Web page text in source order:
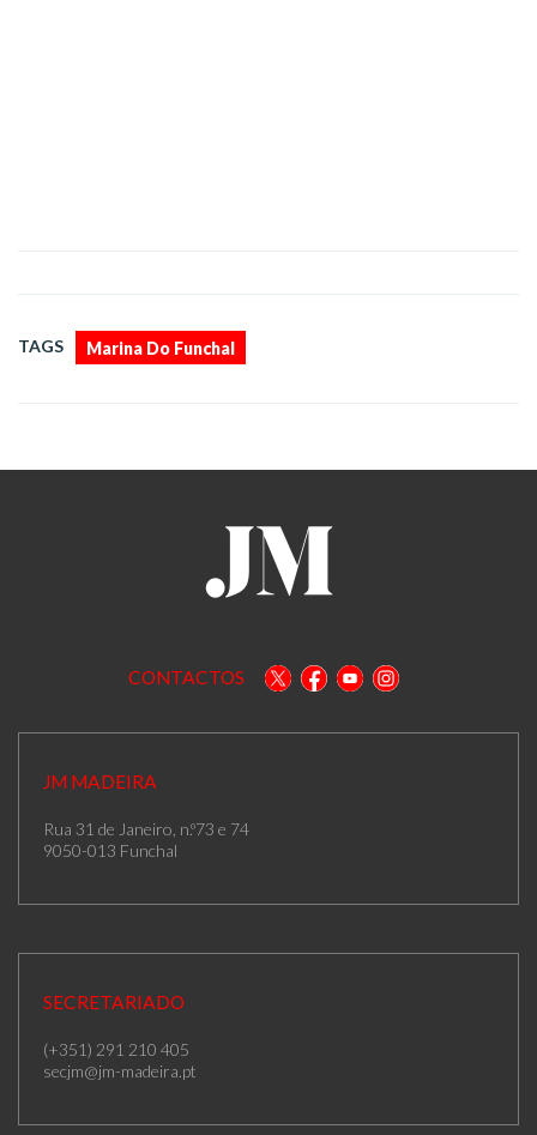
TAGS Marina Do Funchal
CONTACTOS
JM MADEIRA
Rua 31 de Janeiro, n.º73 e 74
9050-013 Funchal
SECRETARIADO
(+351) 291 210 405
secjm@jm-madeira.pt